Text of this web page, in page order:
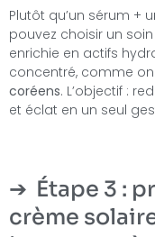
Plutôt qu’un sérum +
pouvez choisir un soin
enrichie en actifs
concentré, comme
coréens. L’objectif :
et éclat en un seul
Étape 3 :
crème